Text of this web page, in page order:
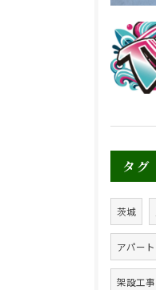
タグ
茨城
アパート
架設工事